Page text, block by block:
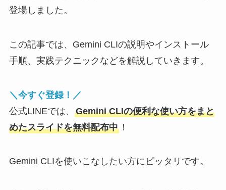
登場しました。
この記事では、Gemini CLIの説明やインストール
手順、実践テクニックなどを解説していきます。
＼今すぐ登録！／
公式LINEでは、 Gemini CLIの便利な使い方をまと
めたスライドを無料配布中！
Gemini CLIを使いこなしたい方にピッタリです。